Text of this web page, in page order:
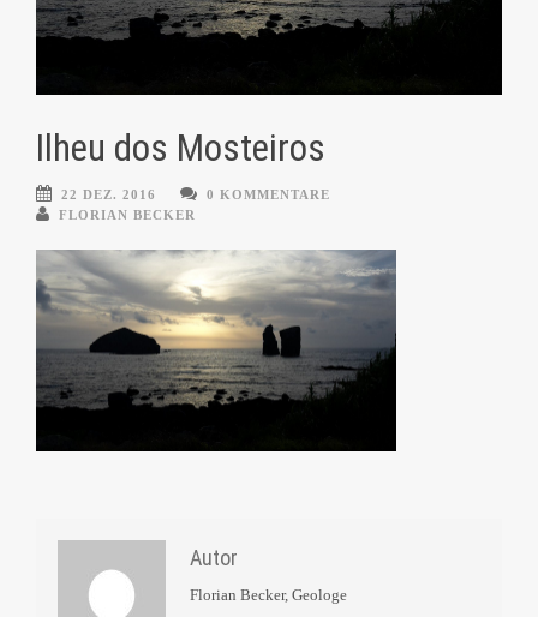
Ilheu dos Mosteiros
22 DEZ. 2016
0 KOMMENTARE
FLORIAN BECKER
Autor
Florian Becker, Geologe